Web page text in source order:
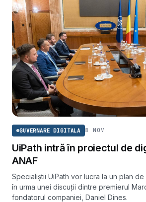
GUVERNARE DIGITALA 8 NOV
UiPath intră în proiectul de
ANAF
Specialiștii UiPath vor lucra la un plan de
în urma unei discuții dintre premierul
fondatorul companiei, Daniel Dines.